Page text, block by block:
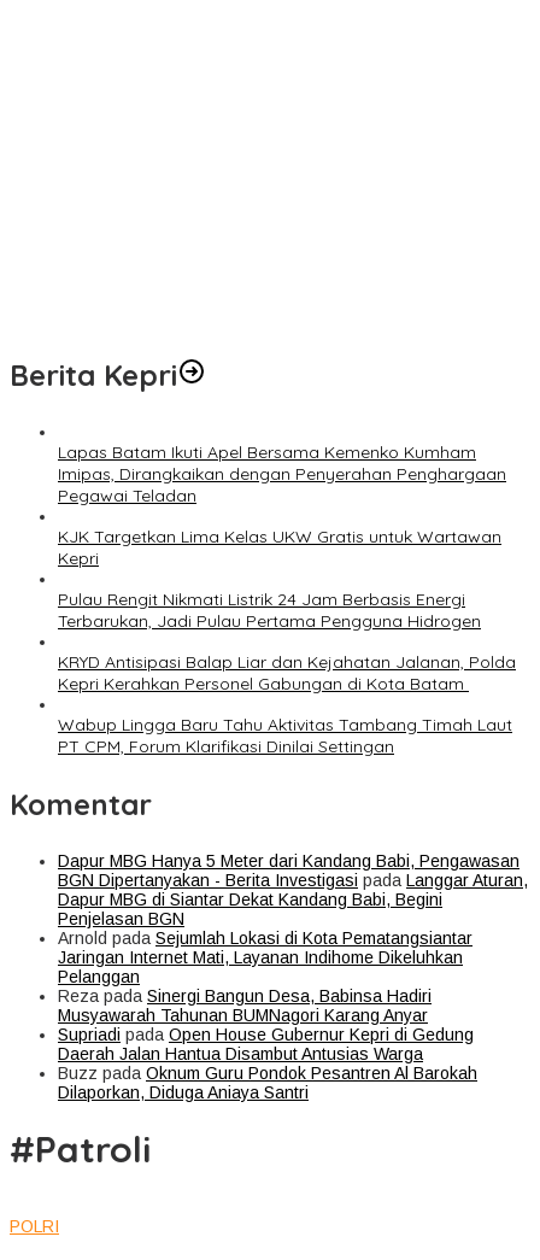
Berita Kepri
Lapas Batam Ikuti Apel Bersama Kemenko Kumham
Imipas, Dirangkaikan dengan Penyerahan Penghargaan
Pegawai Teladan
KJK Targetkan Lima Kelas UKW Gratis untuk Wartawan
Kepri
Pulau Rengit Nikmati Listrik 24 Jam Berbasis Energi
Terbarukan, Jadi Pulau Pertama Pengguna Hidrogen
KRYD Antisipasi Balap Liar dan Kejahatan Jalanan, Polda
Kepri Kerahkan Personel Gabungan di Kota Batam ‎
Wabup Lingga Baru Tahu Aktivitas Tambang Timah Laut
PT CPM, Forum Klarifikasi Dinilai Settingan
Komentar
Dapur MBG Hanya 5 Meter dari Kandang Babi, Pengawasan
BGN Dipertanyakan - Berita Investigasi padaLanggar Aturan,
Dapur MBG di Siantar Dekat Kandang Babi, Begini
Penjelasan BGN
Arnold padaSejumlah Lokasi di Kota Pematangsiantar
Jaringan Internet Mati, Layanan Indihome Dikeluhkan
Pelanggan
RezapadaSinergi Bangun Desa, Babinsa Hadiri
Musyawarah Tahunan BUMNagori Karang Anyar
Supriadi padaOpen House Gubernur Kepri di Gedung
Daerah Jalan Hantua Disambut Antusias Warga
Buzz padaOknum Guru Pondok Pesantren Al Barokah
Dilaporkan, Diduga Aniaya Santri
#Patroli
POLRI